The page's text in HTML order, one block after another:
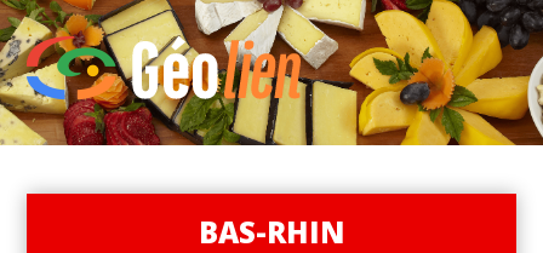
BAS-RHIN